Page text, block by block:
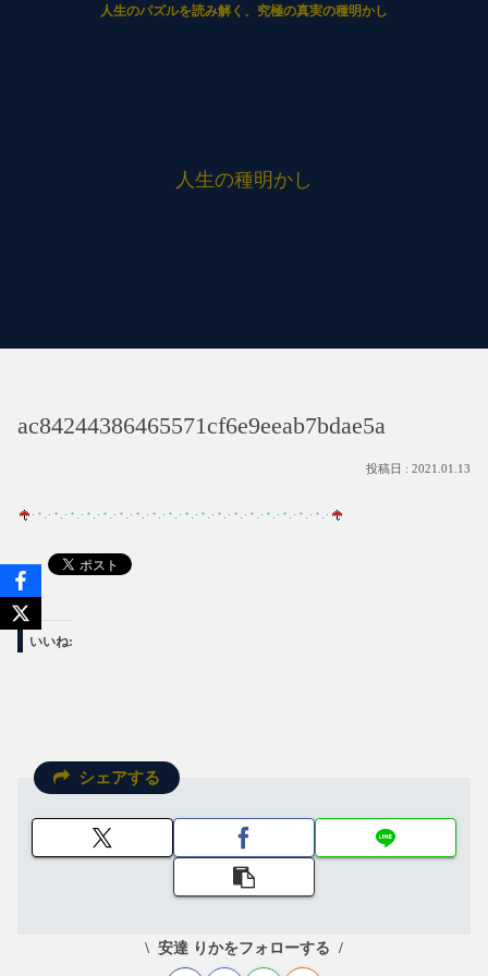
人生の種明かし
人生のパズルを読み解く、究極の真実の種明かし
ac84244386465571cf6e9eeab7bdae5a
2021.01.13
いいね:
シェアする
安達 りかをフォローする